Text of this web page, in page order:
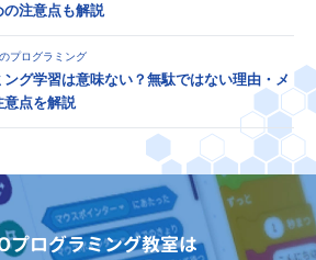
の注意点も解説
プログラミング
ング学習は意味ない？無駄ではない理由・メ
意点を解説
プログラミング教室は